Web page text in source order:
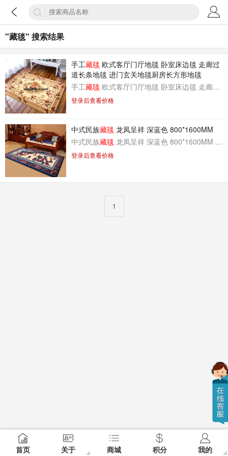
首页 关于 商城 积分 我的
"藏毯" 搜索结果
手工藏毯欧式客厅门厅地毯 卧室床边毯 走廊过
道长条地毯 进门玄关地毯厨房长方形地毯
手工藏毯欧式客厅门厅地毯 卧室床边毯 走廊过道长条地毯 进门玄关地毯厨房长方形地毯
登录后查看价格
中式民族藏毯 龙凤呈祥 深蓝色 800*1600MM
中式民族藏毯 龙凤呈祥 深蓝色 800*1600MM 客厅走廊毯卧室床边毯厨房毯加密加厚款飘窗毯
登录后查看价格
1